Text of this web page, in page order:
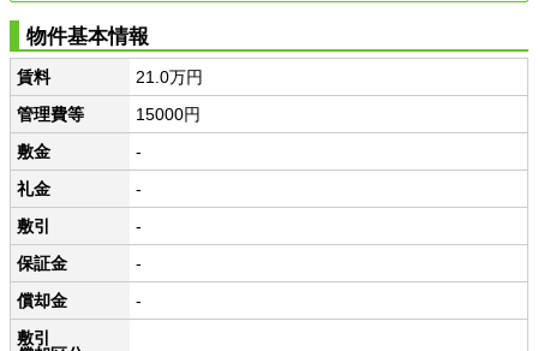
物件基本情報
賃料
21.0万円
管理費等
15000円
敷金
-
礼金
-
敷引
-
保証金
-
償却金
-
敷引